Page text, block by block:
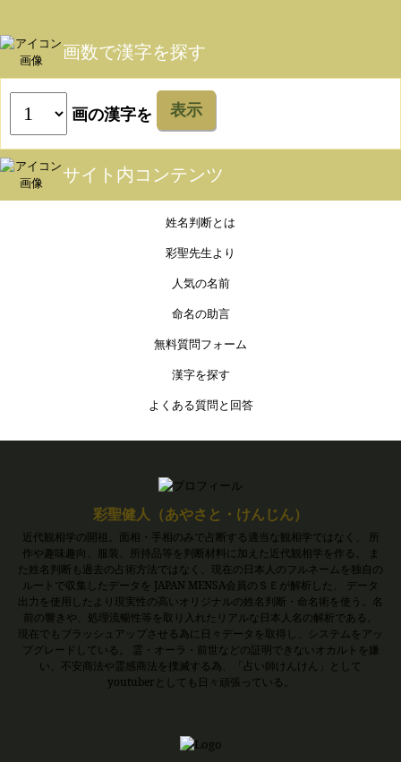
画数で漢字を探す
画の漢字を 表示
サイト内コンテンツ
姓名判断とは
彩聖先生より
人気の名前
命名の助言
無料質問フォーム
漢字を探す
よくある質問と回答
彩聖健人（あやさと・けんじん）
近代観相学の開祖。面相・手相のみで占断する適当な観相学ではなく、 所
作や趣味趣向、服装、所持品等を判断材料に加えた近代観相学を作る。 ま
た姓名判断も過去の占術方法ではなく、現在の日本人のフルネームを独自の
ルートで収集したデータを JAPAN MENSA会員のＳＥが解析した、 データ
出力を使用したより現実性の高いオリジナルの姓名判断・命名術を使う。名
前の響きや、処理流暢性等を取り入れたリアルな日本人名の解析である。
現在でもブラッシュアップさせる為に日々データを取得し、システムをアッ
プグレードしている。 霊・オーラ・前世などの証明できないオカルトを嫌
い、不安商法や霊感商法を撲滅する為、「占い師けんけん」として
youtuberとしても日々頑張っている。